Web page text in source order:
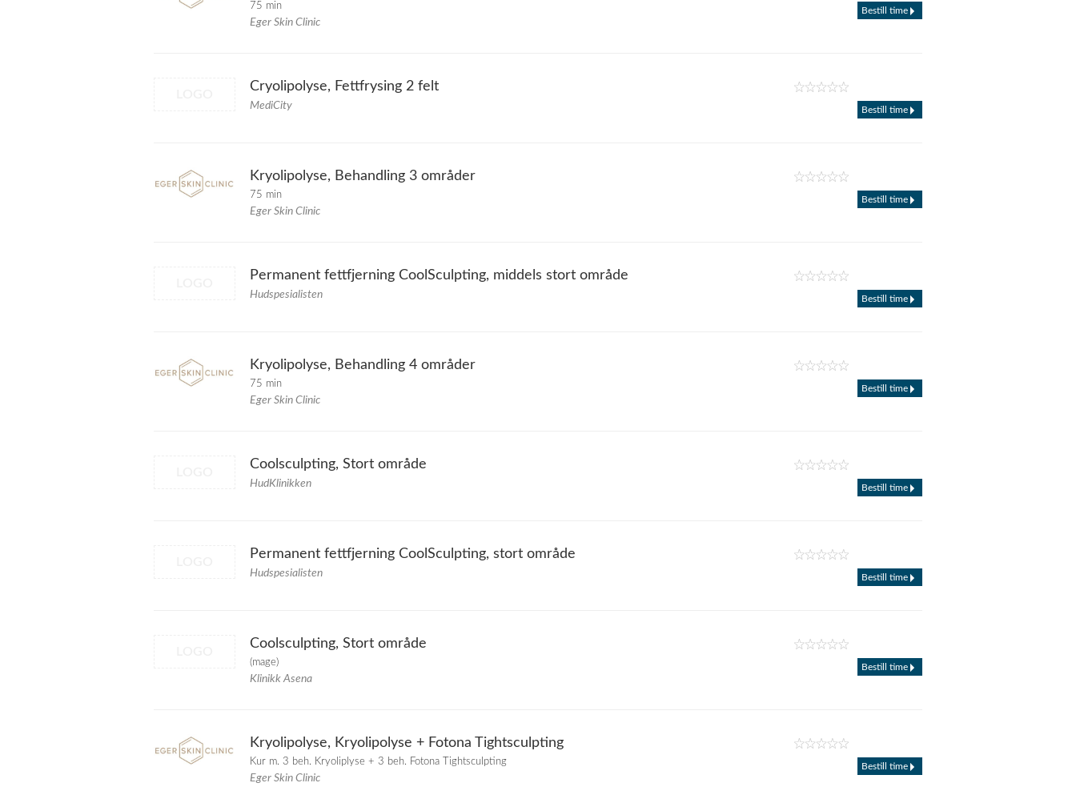
75 min
Eger Skin Clinic
Bestill time
Cryolipolyse, Fettfrysing 2 felt
MediCity Bestill time
Kryolipolyse, Behandling 3 områder
75 min
Eger Skin Clinic
Bestill time
Permanent fettfjerning CoolSculpting, middels stort område
Hudspesialisten Bestill time
Kryolipolyse, Behandling 4 områder
75 min
Eger Skin Clinic
Bestill time
Coolsculpting, Stort område
HudKlinikken Bestill time
Permanent fettfjerning CoolSculpting, stort område
Hudspesialisten Bestill time
Coolsculpting, Stort område
(mage)
Klinikk Asena
Bestill time
Kryolipolyse, Kryolipolyse + Fotona Tightsculpting
Kur m. 3 beh. Kryoliplyse + 3 beh. Fotona Tightsculpting
Eger Skin Clinic
Bestill time